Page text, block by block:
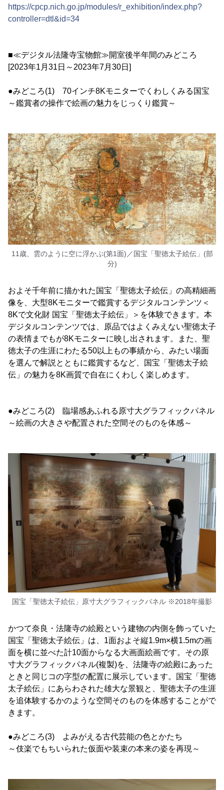
https://cpcp.nich.go.jp/modules/r_exhibition/index.php?
controller=dtl&id=34
■≪デジタル法隆寺宝物館≫開室後半年間のみどころ
[2023年1月31日～2023年7月30日]
●みどころ(1) 70インチ8Kモニターでくわしくみる国宝
～鑑賞者の操作で絵画の魅力をじっくり鑑賞～
11歳、雲のように空に浮かぶ(第1面)／国宝「聖徳太子絵伝」(部
分)
およそ千年前に描かれた国宝「聖徳太子絵伝」の高精細画
像を、大型8Kモニターで鑑賞するデジタルコンテンツ＜
8Kで文化財 国宝「聖徳太子絵伝」＞を体験できます。本
デジタルコンテンツでは、原品ではよくみえない聖徳太子
の表情までもが8Kモニターに映し出されます。また、聖
徳太子の生涯にわたる50以上もの事績から、みたい場面
を選んで解説とともに鑑賞するなど、国宝「聖徳太子絵
伝」の魅力を8K画質で自在にくわしく楽しめます。
●みどころ(2) 臨場感あふれる原寸大グラフィックパネル
～絵画の大きさや配置された空間そのものを体感～
国宝「聖徳太子絵伝」原寸大グラフィックパネル ※2018年撮影
かつて奈良・法隆寺の絵殿という建物の内側を飾っていた
国宝「聖徳太子絵伝」は、1面およそ縦1.9m×横1.5mの画
面を横に並べた計10面からなる大画面絵画です。その原
寸大グラフィックパネル(複製)を、法隆寺の絵殿にあった
ときと同じコの字型の配置に展示しています。国宝「聖徳
太子絵伝」にあらわされた雄大な景観と、聖徳太子の生涯
を追体験するかのような空間そのものを体感することがで
きます。
●みどころ(3) よみがえる古代芸能の色とかたち
～伎楽でもちいられた仮面や装束の本来の姿を再現～